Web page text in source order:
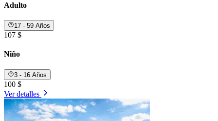
Adulto
17 - 59 Años
107 $
Niño
3 - 16 Años
100 $
Ver detalles